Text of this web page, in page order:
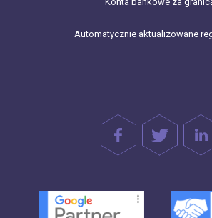
Automatycznie aktualizowane